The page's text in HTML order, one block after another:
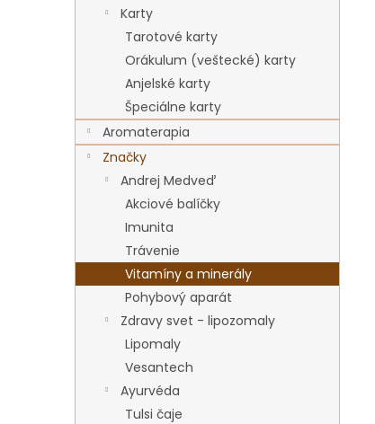
Karty
Tarotové karty
Orákulum (veštecké) karty
Anjelské karty
Špeciálne karty
Aromaterapia
Značky
Andrej Medveď
Akciové balíčky
Imunita
Trávenie
Vitamíny a minerály
Pohybový aparát
Zdravy svet - lipozomaly
Lipomaly
Vesantech
Ayurvéda
Tulsi čaje